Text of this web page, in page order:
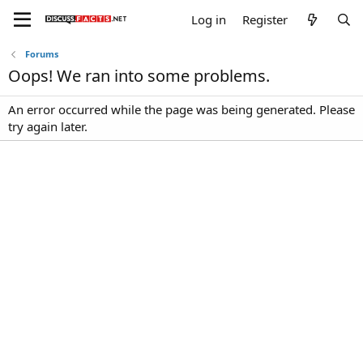
Log in Register
Forums
Oops! We ran into some problems.
An error occurred while the page was being generated. Please
try again later.